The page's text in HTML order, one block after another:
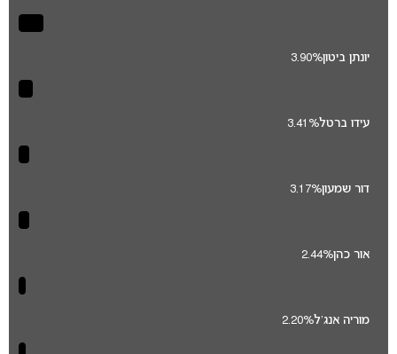
יונתן ביטון3.90%
עידו ברטל3.41%
דור שמעון3.17%
אור כהן2.44%
מוריה אנג'ל2.20%